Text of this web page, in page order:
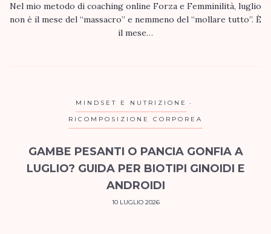
Nel mio metodo di coaching online Forza e Femminilità, luglio
non è il mese del “massacro” e nemmeno del “mollare tutto”. È
il mese…
MINDSET E NUTRIZIONE
RICOMPOSIZIONE CORPOREA
GAMBE PESANTI O PANCIA GONFIA A
LUGLIO? GUIDA PER BIOTIPI GINOIDI E
ANDROIDI
10 LUGLIO 2026